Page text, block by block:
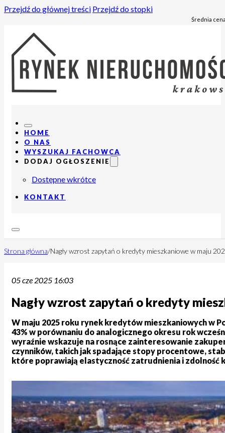
Przejdź do głównej treści Przejdź do stopki
Średnia
HOME
O NAS
WYSZUKAJ FACHOWCA
DODAJ OGŁOSZENIE
Dostępne wkrótce
KONTAKT
Strona główna/Nagły wzrost zapytań o kredyty mieszkaniowe w maju
05 cze 2025 16:03
Nagły wzrost zapytań o kredyty
W maju 2025 roku rynek kredytów mieszkaniowych w
43% w porównaniu do analogicznego okresu rok
wyraźnie wskazuje na rosnące zainteresowanie
czynników, takich jak spadające stopy procentowe,
które poprawiają elastyczność zatrudnienia i zdolność